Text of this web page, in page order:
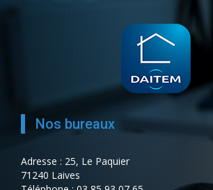
Nos bureaux
Adresse : 25, Le Paquier
71240 Laives